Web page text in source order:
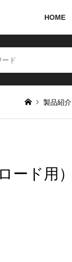
HOME
製品紹介
ード用）